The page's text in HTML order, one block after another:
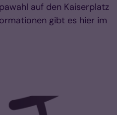
auf den Kaiserplatz
gibt es hier im